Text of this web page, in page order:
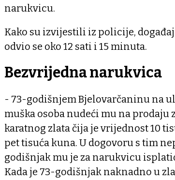
narukvicu.
Kako su izvijestili iz policije,
odvio se oko 12 sati i 15 minuta.
Bezvrijedna narukvica
- 73-godišnjem Bjelovarčaninu na
muška osoba nudeći mu na prodaju
karatnog zlata čija je vrijednost 10
pet tisuća kuna. U dogovoru s tim
godišnjak mu je za narukvicu
Kada je 73-godišnjak naknadno u